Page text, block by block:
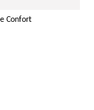
Confort